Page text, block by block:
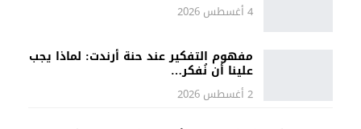
4 أغسطس 2026
مفهوم التفكير عند حنة أرندت: لماذا يجب
علينا أن نُفكر…
2 أغسطس 2026